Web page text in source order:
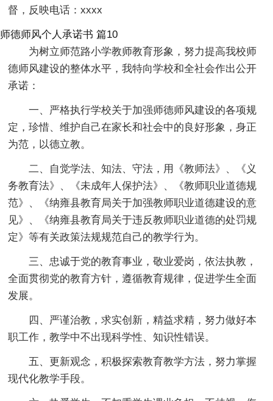
督，反映电话：xxxx
师德师风个人承诺书 篇10
为树立师范路小学教师教育形象，努力提高我校师
德师风建设的整体水平，我特向学校和全社会作出公开
承诺：
一、严格执行学校关于加强师德师风建设的各项规
定，珍惜、维护自己在家长和社会中的良好形象，身正
为范，以德立教。
二、自觉学法、知法、守法，用《教师法》、《义
务教育法》、《未成年人保护法》、《教师职业道德规
范》、《纳雍县教育局关于加强教师职业道德建设的意
见》、《纳雍县教育局关于违反教师职业道德的处罚规
定》等有关政策法规规范自己的教学行为。
三、忠诚于党的教育事业，敬业爱岗，依法执教，
全面贯彻党的教育方针，遵循教育规律，促进学生全面
发展。
四、严谨治教，求实创新，精益求精，努力做好本
职工作，教学中不出现科学性、知识性错误。
五、更新观念，积极探索教育教学方法，努力掌握
现代化教学手段。